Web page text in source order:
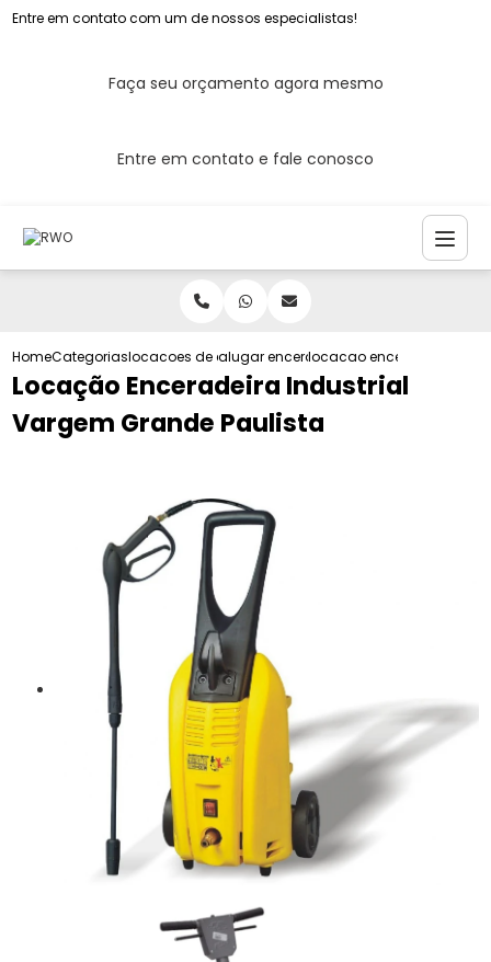
Entre em contato com um de nossos especialistas!
Faça seu orçamento agora mesmo
Entre em contato e fale conosco
HomeCategoriaslocacoes de enceradeiraalugar enceradeira industrial
locacao enceradeira
Locação Enceradeira Industrial
Vargem Grande Paulista